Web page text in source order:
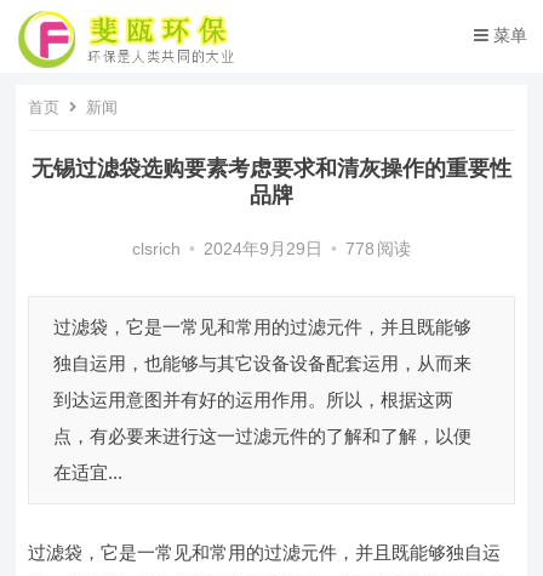
菜单
首页 新闻
无锡过滤袋选购要素考虑要求和清灰操作的重要性
品牌
clsrich • 2024年9月29日 • 778 阅读
过滤袋，它是一常见和常用的过滤元件，并且既能够
独自运用，也能够与其它设备设备配套运用，从而来
到达运用意图并有好的运用作用。所以，根据这两
点，有必要来进行这一过滤元件的了解和了解，以便
在适宜...
过滤袋，它是一常见和常用的过滤元件，并且既能够独自运